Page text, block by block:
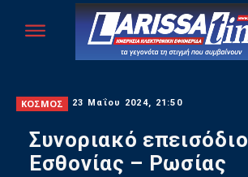
ΚΟΣΜΟΣ 23 Μαΐου 2024, 21:50
Συνοριακό επεισόδιο
Εσθονίας – Ρωσίας